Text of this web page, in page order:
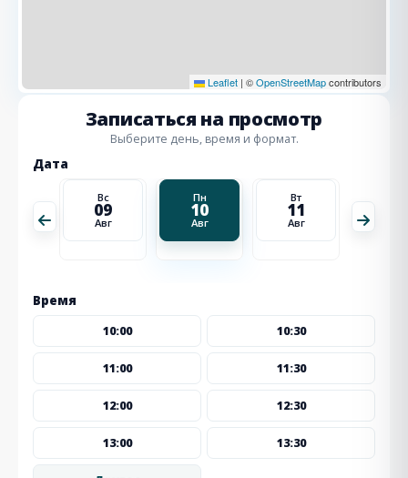
Leaflet | ©OpenStreetMapcontributors
Записаться на просмотр
Выберите день, время и формат.
Дата
Вс
09
Авг
Пн
10
Авг
Вт
11
Авг
Время
10:00 10:30
11:00 11:30
12:00 12:30
13:00 13:30